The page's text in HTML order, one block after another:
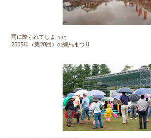
雨に降られてしまった
2005年（第28回）の練馬まつり